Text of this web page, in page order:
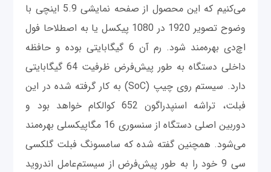
می‌کنیم که این محصول از صفحه نمایشی 5.9 اینچی با
وضوح تصویر 1920 در 1080 پیکسل یا به اصطلاحا فول
اچ‌دی بهره‌مند شود. رم آن 6 گیگابایتی بوده و حافظه
داخلی دستگاه به طور پیش‌فرض ظرفیت 64 گیگابایتی
دارد. سیستم روی چیپ (SoC) به کار گرفته شده در این
فبلت، تراشه اسنپدراگون 652 کوالکام خواهد بود و
دوربین اصلی دستگاه از سنسوری 16 مگاپیکسلی بهره‌مند
می‌شود. همچنین گفته شده که سامسونگ فبلت گلکسی
سی 9 خود را به طور پیش‌فرض از سیستم‌عامل اندروید